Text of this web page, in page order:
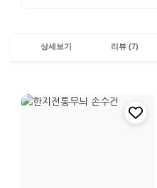
상세보기 리뷰 (7)